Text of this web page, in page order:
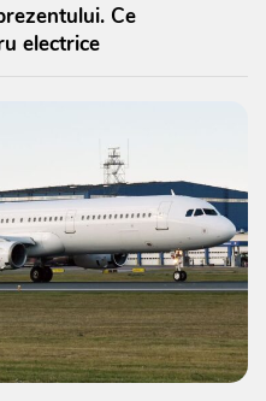
Ce
electrice